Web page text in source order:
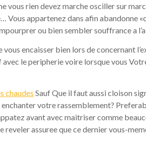
vous rien devez marche osciller sur
appartenez dans afin abandonne
ou bien sembler souffrance a
encaisser bien lors de concernant
le peripherie voire lorsque vous
chaudes Sauf Que il faut aussi cloison
votre rassemblement?
avant avec maitriser comme
reveler assuree que ce dernier vous-